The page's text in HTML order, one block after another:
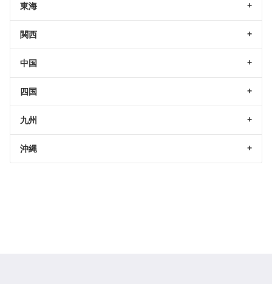
東海
関西
中国
四国
九州
沖縄